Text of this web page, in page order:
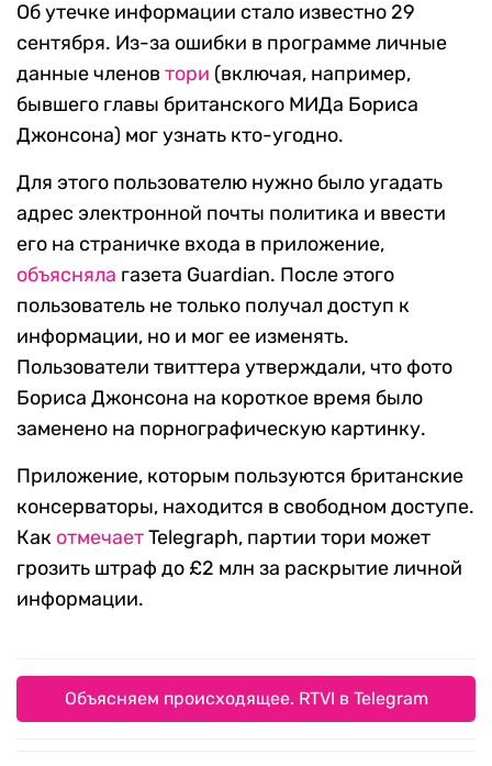
Об утечке информации стало известно 29
сентября. Из-за ошибки в программе личные
данные членов тори (включая, например,
бывшего главы британского МИДа Бориса
Джонсона) мог узнать кто-угодно.
Для этого пользователю нужно было угадать
адрес электронной почты политика и ввести
его на страничке входа в приложение,
объясняла газета Guardian. После этого
пользователь не только получал доступ к
информации, но и мог ее изменять.
Пользователи твиттера утверждали, что фото
Бориса Джонсона на короткое время было
заменено на порнографическую картинку.
Приложение, которым пользуются британские
консерваторы, находится в свободном доступе.
Как отмечаетTelegraph, партии тори может
грозить штраф до £2 млн за раскрытие личной
информации.
Объясняем происходящее. RTVI в Telegram